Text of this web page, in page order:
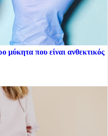
που είναι ανθεκτικός